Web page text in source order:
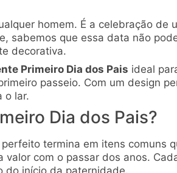
homem. É a celebração
sabemos que essa data não
decorativa.
Primeiro Dia dos Pais ideal
passeio. Com um design
o lar.
Dia dos Pais?
perfeito termina em itens comuns
com o passar dos anos.
do início da paternidade.